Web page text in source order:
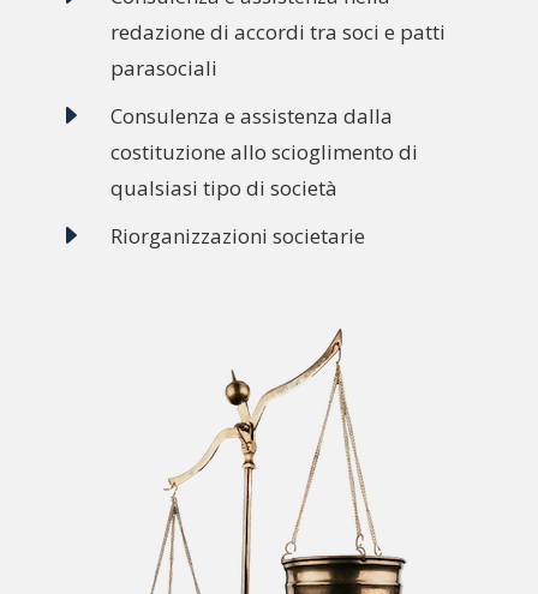
redazione di accordi tra soci e patti
parasociali
E
Consulenza e assistenza dalla
costituzione allo scioglimento di
qualsiasi tipo di società
E Riorganizzazioni societarie